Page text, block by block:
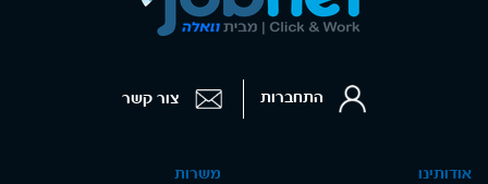
אודותינו
משרות